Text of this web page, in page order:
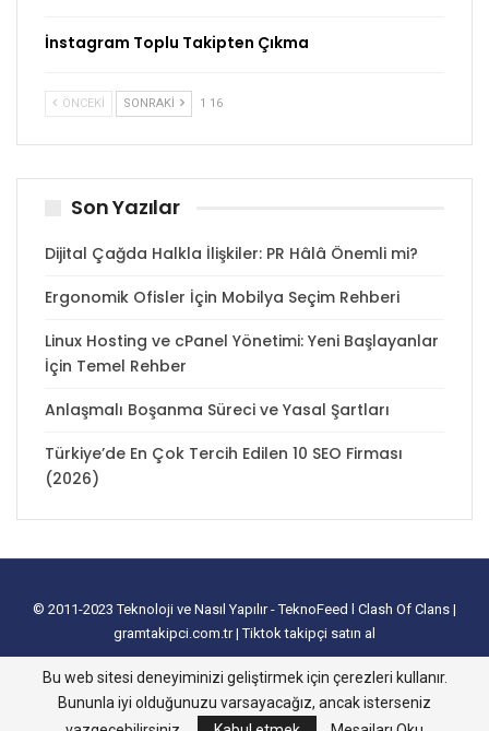
İnstagram Toplu Takipten Çıkma
ÖNCEKI SONRAKI 1 16
Son Yazılar
Dijital Çağda Halkla İlişkiler: PR Hâlâ Önemli mi?
Ergonomik Ofisler İçin Mobilya Seçim Rehberi
Linux Hosting ve cPanel Yönetimi: Yeni Başlayanlar
İçin Temel Rehber
Anlaşmalı Boşanma Süreci ve Yasal Şartları
Türkiye’de En Çok Tercih Edilen 10 SEO Firması
(2026)
© 2011-2023Teknoloji ve Nasıl Yapılır - TeknoFeed Clash Of Clans |
gramtakipci.com.tr|Tiktok takipçi satın al
tanıtım yazısı satın al e-ticaret paketleri
İnstagram Türk Takipçi Satın
AlmaI Davetiye l instagram takipçi hilesi excel tablo oluşturma
nasıl yapılır
Bu web sitesi deneyiminizi geliştirmek için çerezleri kullanır.
Bununla iyi olduğunuzu varsayacağız, ancak isterseniz